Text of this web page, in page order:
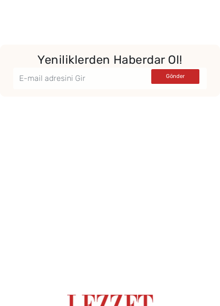
Yeniliklerden Haberdar Ol!